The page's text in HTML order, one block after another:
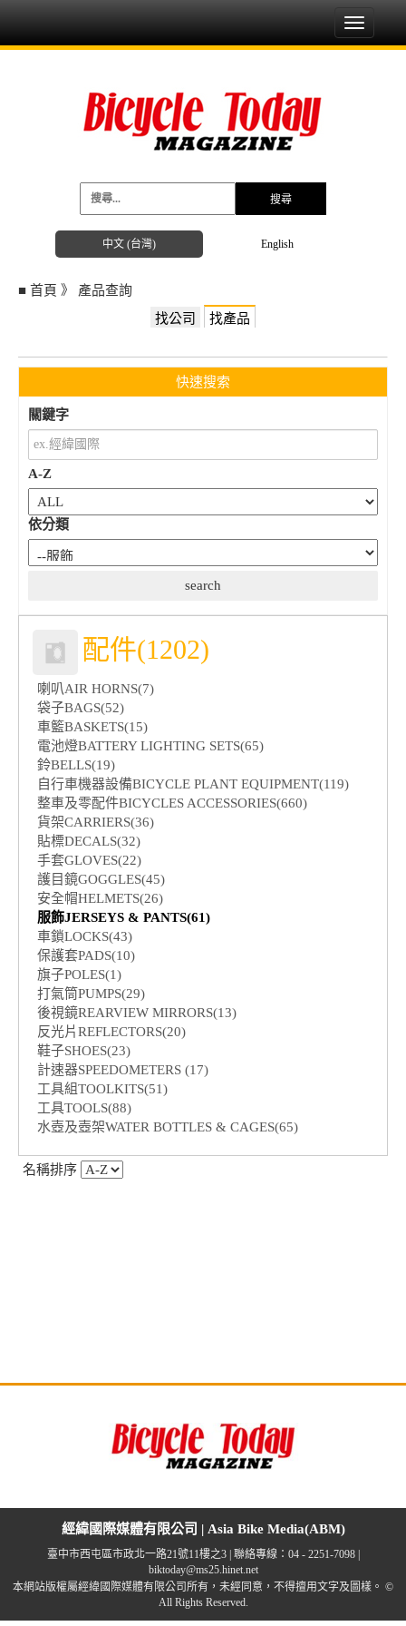
中文 (台灣) English
Toggle
■ 首頁 》
產品查詢
找公司
找產品
快速搜索
關鍵字
A-Z
依分類
配件(1202)
喇叭AIR HORNS(7)
袋子BAGS(52)
車籃BASKETS(15)
電池燈BATTERY LIGHTING SETS(65)
鈴BELLS(19)
自行車機器設備BICYCLE PLANT EQUIPMENT(119)
整車及零配件BICYCLES ACCESSORIES(660)
貨架CARRIERS(36)
貼標DECALS(32)
手套GLOVES(22)
護目鏡GOGGLES(45)
安全帽HELMETS(26)
服飾JERSEYS & PANTS(61)
車鎖LOCKS(43)
保護套PADS(10)
旗子POLES(1)
打氣筒PUMPS(29)
後視鏡REARVIEW MIRRORS(13)
反光片REFLECTORS(20)
鞋子SHOES(23)
計速器SPEEDOMETERS (17)
工具組TOOLKITS(51)
工具TOOLS(88)
水壺及壺架WATER BOTTLES & CAGES(65)
名稱排序
經緯國際媒體有限公司 | Asia Bike Media(ABM)
臺中市西屯區市政北一路21號11樓之3 | 聯絡專線：04 - 2251-7098 |
biktoday@ms25.hinet.net
本網站版權屬經緯國際媒體有限公司所有，未經同意，不得擅用文字及圖樣。 ©
All Rights Reserved.